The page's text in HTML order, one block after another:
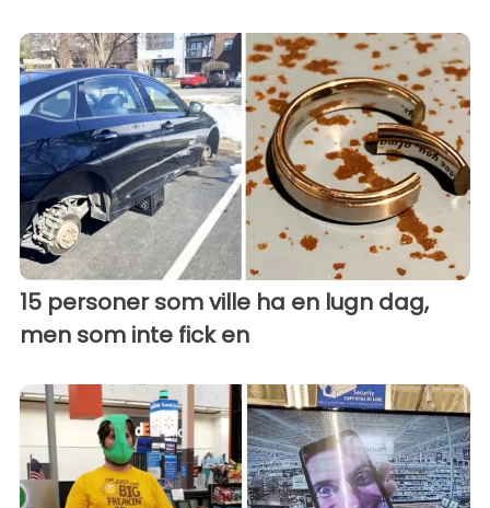
15 personer som ville ha en lugn dag,
men som inte fick en